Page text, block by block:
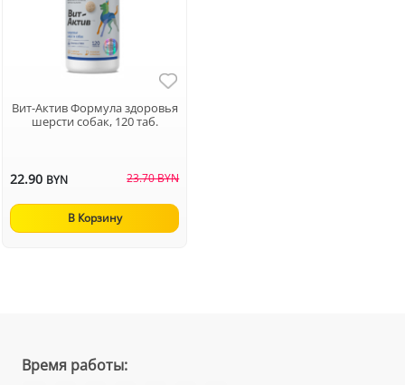
Вит-Актив Формула здоровья
шерсти собак, 120 таб.
22.90 BYN 23.70 BYN
В Корзину
Время работы: